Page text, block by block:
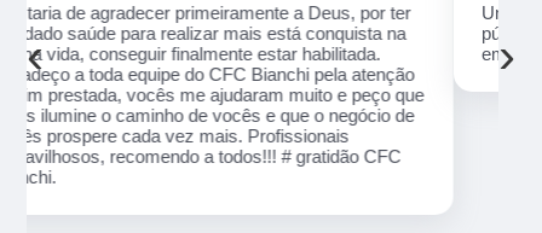
Um lugar muito bom, exelente atendimento ao
público em geral. Adorei, pessoal muito profissional
em tudo, excelentes instrutores, nota 1000!!
‹ ›